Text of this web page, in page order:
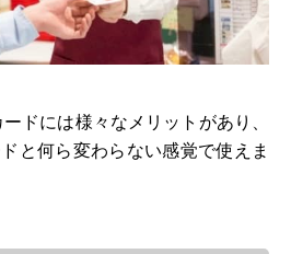
ドには様々なメリットがあり、
と何ら変わらない感覚で使えま